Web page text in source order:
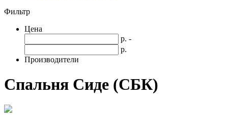
Фильтр
Цена
р. -
р.
Производители
Спальня Сиде (СБК)